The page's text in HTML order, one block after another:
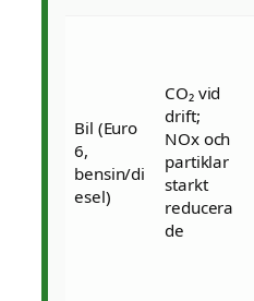
Bil (Euro
6,
bensin/di
esel)
CO₂ vid
drift;
NOx och
partiklar
starkt
reducera
de